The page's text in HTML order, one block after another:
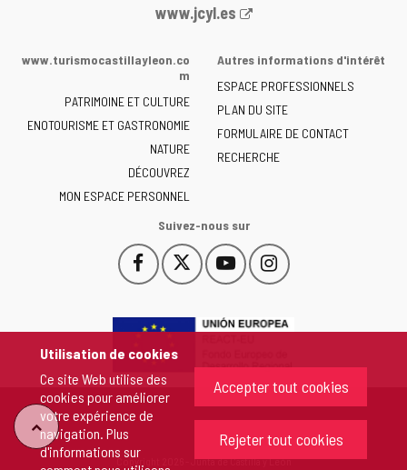
Utilisation de cookies
Ce site Web utilise des
cookies pour améliorer
votre expérience de
navigation. Plus
d'informations sur
Accepter tout cookies
Rejeter tout cookies
Portail
la
de
Castilla
y
León
-
www.jcyl.es
www.turismocastillayleon.co
m
PATRIMOINE ET CULTURE
ENOTOURISME ET GASTRONOMIE
NATURE
DÉCOUVREZ
MON ESPACE PERSONNEL
Autres informations d'intérêt
ESPACE PROFESSIONNELS
PLAN DU SITE
FORMULAIRE DE CONTACT
RECHERCHE
Suivez-nous sur
Facebook
Este
enlace
abrirá
una
ventana
nueva.
Este
enlace
abrirá
ventana
nueva.
YouTube
Este
enlace
abrirá
ventana
nueva.
Instagram
Este
enlace
abrirá
ventana
nueva.
"Retour
Copyright 2026 - Junta de Castilla y León